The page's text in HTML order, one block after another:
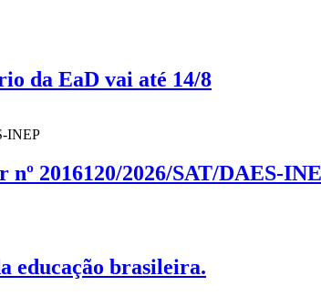
da EaD vai até 14/8
2016120/2026/SAT/DAES-
educação brasileira.